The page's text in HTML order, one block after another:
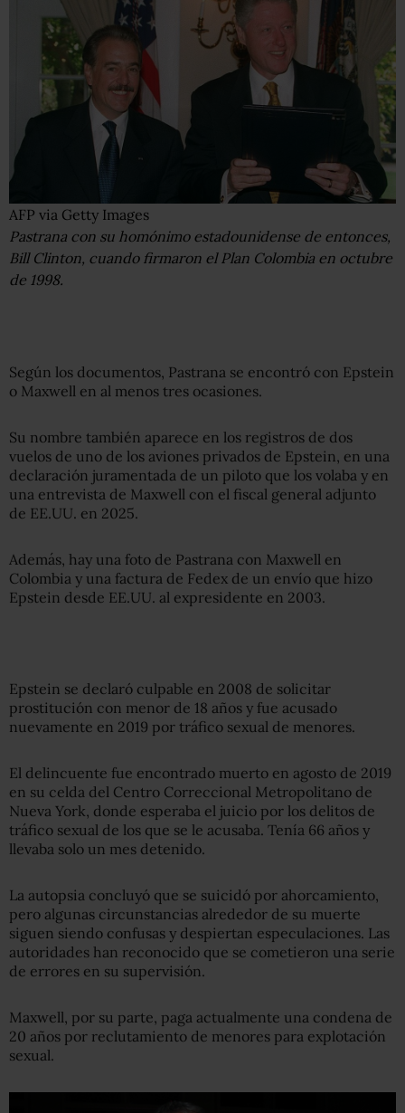
AFP via Getty Images
Pastrana con su homónimo estadounidense de entonces,
Bill Clinton, cuando firmaron el Plan Colombia en octubre
de 1998.
Según los documentos, Pastrana se encontró con Epstein
o Maxwell en al menos tres ocasiones.
Su nombre también aparece en los registros de dos
vuelos de uno de los aviones privados de Epstein, en una
declaración juramentada de un piloto que los volaba y en
una entrevista de Maxwell con el fiscal general adjunto
de EE.UU. en 2025.
Además, hay una foto de Pastrana con Maxwell en
Colombia y una factura de Fedex de un envío que hizo
Epstein desde EE.UU. al expresidente en 2003.
Epstein se declaró culpable en 2008 de solicitar
prostitución con menor de 18 años y fue acusado
nuevamente en 2019 por tráfico sexual de menores.
El delincuente fue encontrado muerto en agosto de 2019
en su celda del Centro Correccional Metropolitano de
Nueva York, donde esperaba el juicio por los delitos de
tráfico sexual de los que se le acusaba. Tenía 66 años y
llevaba solo un mes detenido.
La autopsia concluyó que se suicidó por ahorcamiento,
pero algunas circunstancias alrededor de su muerte
siguen siendo confusas y despiertan especulaciones. Las
autoridades han reconocido que se cometieron una serie
de errores en su supervisión.
Maxwell, por su parte, paga actualmente una condena de
20 años por reclutamiento de menores para explotación
sexual.